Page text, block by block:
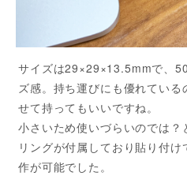
サイズは29×29×13.5mmで、
ズ感。持ち運びにも優れてい
せて持ってもいいですね。
小さいため使いづらいのでは
リングが付属しており貼り付
作が可能でした。